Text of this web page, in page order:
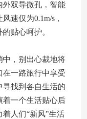
外双导微孔，智能
速仅为0.1m/s，
贴心呵护。
中，别出心裁地将
一路旅行中享受
找到各自生活的
着一个生活贴心后
人们“新风”生活